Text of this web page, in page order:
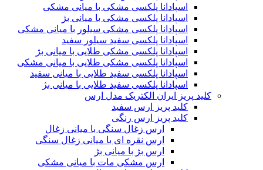
اسپادانا پلکسی مشکی با میانی مشکی
اسپادانا پلکسی مشکی با میانی بژ
اسپادانا پلکسی مشکی سیلور با میانی مشکی
اسپادانا پلکسی سفید سیلور سفید
اسپادانا پلکسی مشکی طلایی با میانی بژ
اسپادانا پلکسی مشکی طلایی با میانی مشکی
اسپادانا پلکسی سفید طلایی با میانی سفید
اسپادانا پلکسی سفید طلایی با میانی بژ
کلید پریز ایران الکتریک مدل ارس
کلید پریز ارس سفید
کلید پریز ارس رنگی
ارس زغال سنگی با میانی زغال
ارس نقره ای با میانی زغال سنگی
ارس بژ با میانی بژ
ارس مشکی مات با میانی مشکی